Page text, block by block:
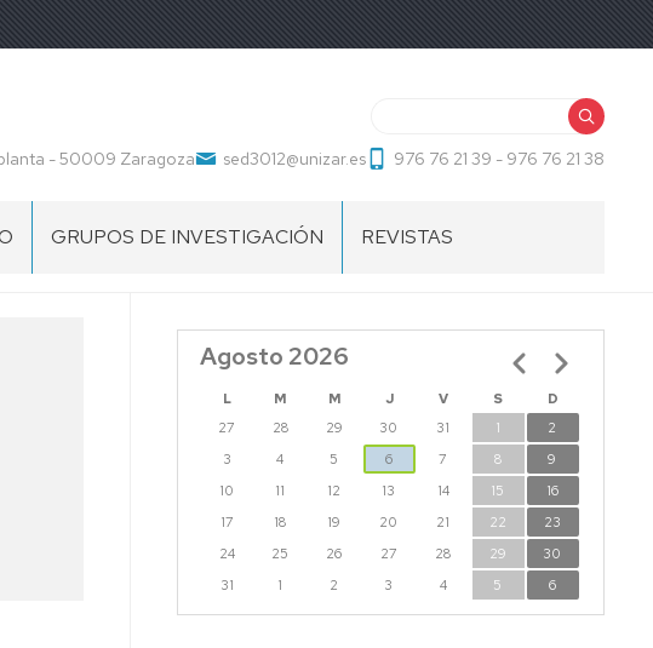
- 50009 Zaragoza sed3012@unizar.es 976 76 21 39 - 976 76 21 38
GRUPOS DE INVESTIGACIÓN REVISTAS
Agosto 2026
L M M J V S
D
27
28 29 30 31 1
2
3
4 5 6 7 8
9
10
11 12 13 14 15
16
17
18 19 20 21 22
23
24
25 26 27 28 29
30
31
1 2 3 4 5 6
Paginación